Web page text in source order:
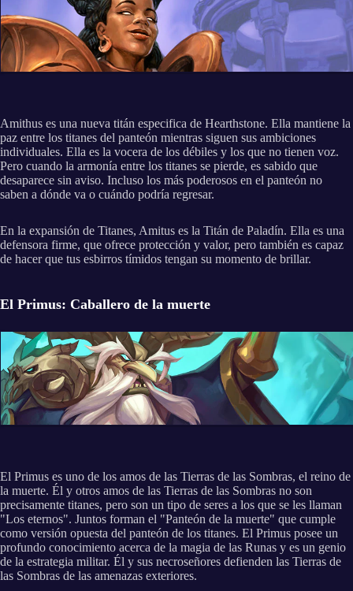
Amithus es una nueva titán especifica de Hearthstone. Ella mantiene la
paz entre los titanes del panteón mientras siguen sus ambiciones
individuales. Ella es la vocera de los débiles y los que no tienen voz.
Pero cuando la armonía entre los titanes se pierde, es sabido que
desaparece sin aviso. Incluso los más poderosos en el panteón no
saben a dónde va o cuándo podría regresar.
En la expansión de Titanes, Amitus es la Titán de Paladín. Ella es una
defensora firme, que ofrece protección y valor, pero también es capaz
de hacer que tus esbirros tímidos tengan su momento de brillar.
El Primus: Caballero de la muerte
El Primus es uno de los amos de las Tierras de las Sombras, el reino de
la muerte. Él y otros amos de las Tierras de las Sombras no son
precisamente titanes, pero son un tipo de seres a los que se les llaman
"Los eternos". Juntos forman el "Panteón de la muerte" que cumple
como versión opuesta del panteón de los titanes. El Primus posee un
profundo conocimiento acerca de la magia de las Runas y es un genio
de la estrategia militar. Él y sus necroseñores defienden las Tierras de
las Sombras de las amenazas exteriores.